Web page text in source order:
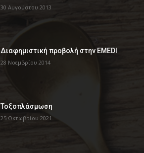
30 Αυγούστου 2013
Διαφημιστική προβολή στην EMEDI
28 Νοεμβρίου 2014
Τοξοπλάσμωση
25 Οκτωβρίου 2021